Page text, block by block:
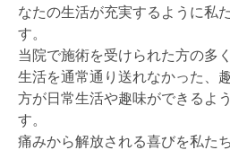
なたの生活が充実するように私
す。
当院で施術を受けられた方の多
生活を通常通り送れなかった、
方が日常生活や趣味ができるよ
す。
痛みから解放される喜びを私た